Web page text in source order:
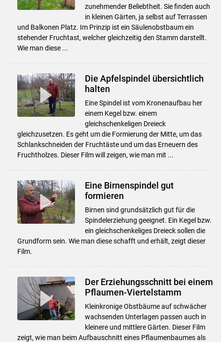
Skip to main content
zunehmender Beliebtheit. Sie finden auch
in kleinen Gärten, ja selbst auf Terrassen
und Balkonen Platz. Im Prinzip ist ein Säulenobstbaum ein
stehender Fruchtast, welcher gleichzeitig den Stamm darstellt.
Wie man diese ...
Die Apfelspindel übersichtlich
halten
Eine Spindel ist vom Kronenaufbau her
einem Kegel bzw. einem
gleichschenkeligen Dreieck
gleichzusetzen. Es geht um die Formierung der Mitte, um das
Schlankschneiden der Fruchtäste und um das Erneuern des
Fruchtholzes. Dieser Film will zeigen, wie man mit ...
Eine Birnenspindel gut
formieren
Birnen sind grundsätzlich gut für die
Spindelerziehung geeignet. Ein Kegel bzw.
ein gleichschenkeliges Dreieck sollen die
Grundform sein. Wie man diese schafft und erhält, zeigt dieser
Film.
Der Erziehungsschnitt bei einem
Pflaumen-Viertelstamm
Kleinkronige Obstbäume auf schwächer
wachsenden Unterlagen passen auch in
kleinere und mittlere Gärten. Dieser Film
zeigt, wie man beim Aufbauschnitt eines Pflaumenbaumes als